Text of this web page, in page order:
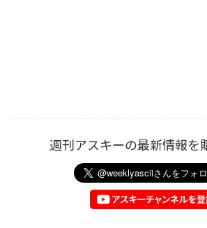
週刊アスキーの最新情報を